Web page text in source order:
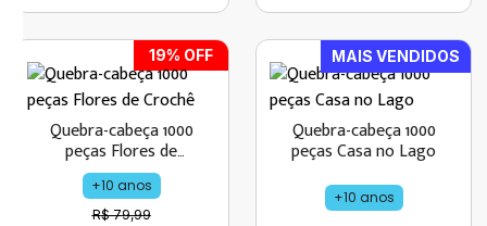
19% OFF
Quebra-cabeça 1000
peças Flores de
Crochê
+10 anos
R$ 79,99
MAIS VENDIDOS
Quebra-cabeça 1000
peças Casa no Lago
+10 anos